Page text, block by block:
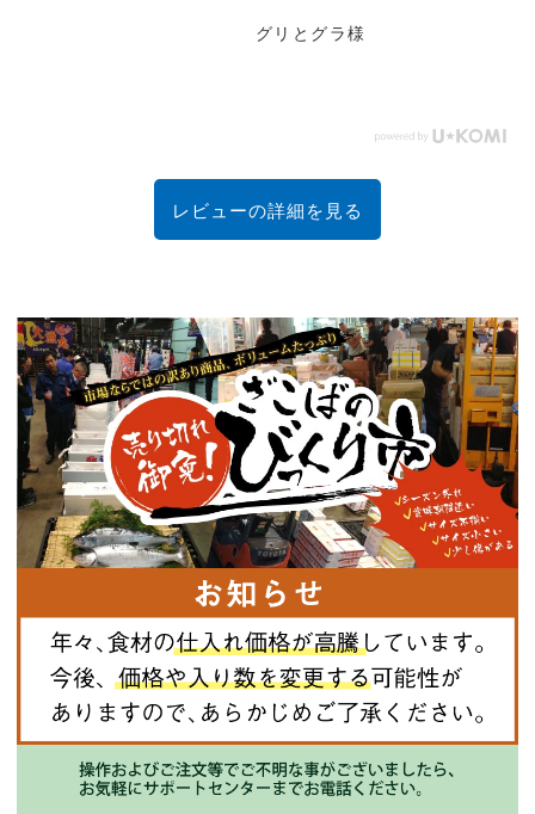
レビューの詳細を見る